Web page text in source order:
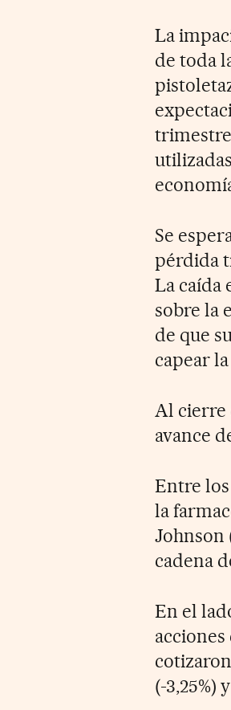
La
de toda
Se
pérdida
La caída
sobre la
de que
capear
Al cierre
avance
Entre
la
Johnson
cadena
En el
(-3,25%)